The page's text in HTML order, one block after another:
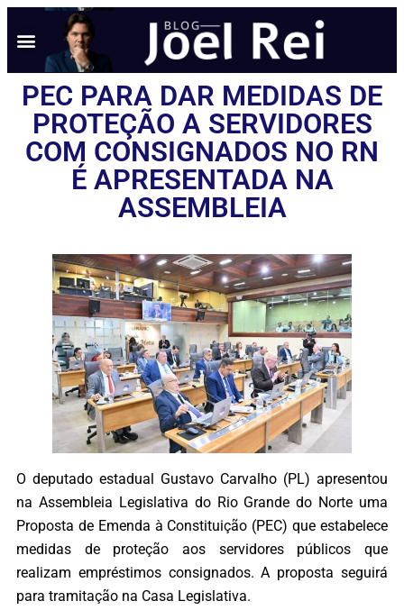
PEC PARA DAR MEDIDAS DE
PROTEÇÃO A SERVIDORES
COM CONSIGNADOS NO RN
É APRESENTADA NA
ASSEMBLEIA
O deputado estadual Gustavo Carvalho (PL) apresentou
na Assembleia Legislativa do Rio Grande do Norte uma
Proposta de Emenda à Constituição (PEC) que estabelece
medidas de proteção aos servidores públicos que
realizam empréstimos consignados. A proposta seguirá
para tramitação na Casa Legislativa.